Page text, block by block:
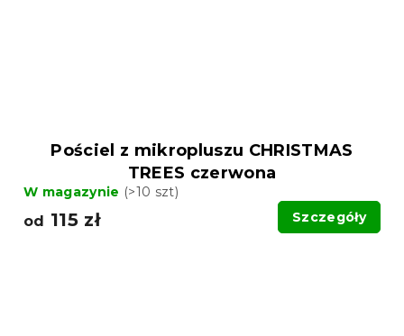
Pościel z mikropluszu CHRISTMAS
TREES czerwona
W magazynie (>10 szt)
od 115 zł Szczegóły